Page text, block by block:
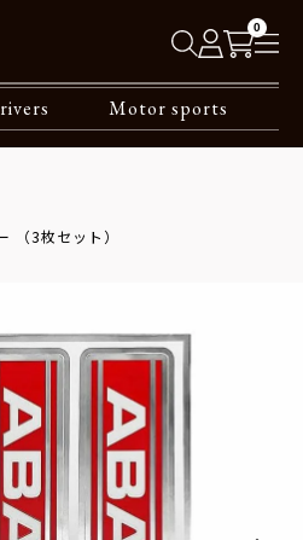
0
Motor sports
（3枚セット）